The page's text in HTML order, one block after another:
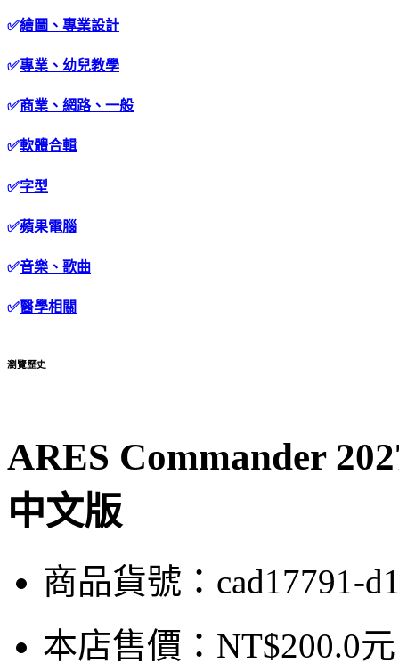
✅繪圖、專業設計
✅專業、幼兒教學
✅商業、網路、一般
✅軟體合輯
✅字型
✅蘋果電腦
✅音樂、歌曲
✅醫學相關
瀏覽歷史
ARES Commander
中文版
商品貨號：cad17791-
本店售價： NT$200.0元